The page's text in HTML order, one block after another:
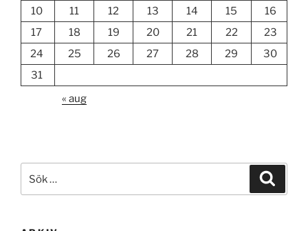
10
11 12 13 14 15
16
17
18 19 20 21 22
23
24
25 26 27 28 29
30
31
« aug
efter: